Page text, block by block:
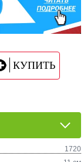
КУПИТЬ
1720